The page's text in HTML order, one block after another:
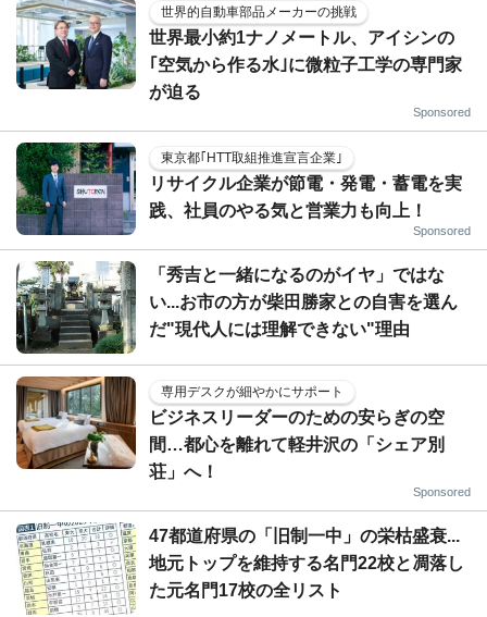
世界的自動車部品メーカーの挑戦
世界最小約1ナノメートル、アイシンの
｢空気から作る水｣に微粒子工学の専門家
が迫る
Sponsored
東京都｢HTT取組推進宣言企業｣
リサイクル企業が節電・発電・蓄電を実
践、社員のやる気と営業力も向上！
Sponsored
「秀吉と一緒になるのがイヤ」ではな
い...お市の方が柴田勝家との自害を選ん
だ"現代人には理解できない"理由
専用デスクが細やかにサポート
ビジネスリーダーのための安らぎの空
間…都心を離れて軽井沢の「シェア別
荘」へ！
Sponsored
47都道府県の「旧制一中」の栄枯盛衰...
地元トップを維持する名門22校と凋落し
た元名門17校の全リスト